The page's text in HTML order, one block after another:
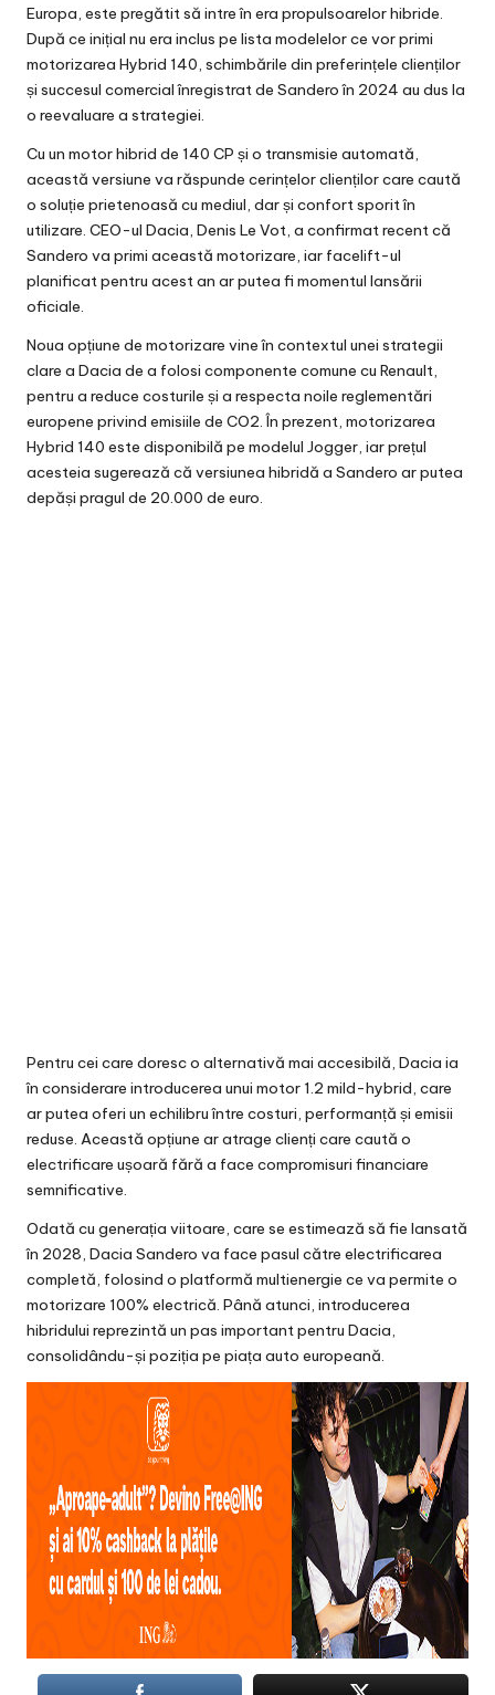
Europa, este pregătit să intre în era propulsoarelor hibride.
După ce inițial nu era inclus pe lista modelelor ce vor primi
motorizarea Hybrid 140, schimbările din preferințele clienților
și succesul comercial înregistrat de Sandero în 2024 au dus la
o reevaluare a strategiei.
Cu un motor hibrid de 140 CP și o transmisie automată,
această versiune va răspunde cerințelor clienților care caută
o soluție prietenoasă cu mediul, dar și confort sporit în
utilizare. CEO-ul Dacia, Denis Le Vot, a confirmat recent că
Sandero va primi această motorizare, iar facelift-ul
planificat pentru acest an ar putea fi momentul lansării
oficiale.
Noua opțiune de motorizare vine în contextul unei strategii
clare a Dacia de a folosi componente comune cu Renault,
pentru a reduce costurile și a respecta noile reglementări
europene privind emisiile de CO2. În prezent, motorizarea
Hybrid 140 este disponibilă pe modelul Jogger, iar prețul
acesteia sugerează că versiunea hibridă a Sandero ar putea
depăși pragul de 20.000 de euro.
Pentru cei care doresc o alternativă mai accesibilă, Dacia ia
în considerare introducerea unui motor 1.2 mild-hybrid, care
ar putea oferi un echilibru între costuri, performanță și emisii
reduse. Această opțiune ar atrage clienți care caută o
electrificare ușoară fără a face compromisuri financiare
semnificative.
Odată cu generația viitoare, care se estimează să fie lansată
în 2028, Dacia Sandero va face pasul către electrificarea
completă, folosind o platformă multienergie ce va permite o
motorizare 100% electrică. Până atunci, introducerea
hibridului reprezintă un pas important pentru Dacia,
consolidându-și poziția pe piața auto europeană.